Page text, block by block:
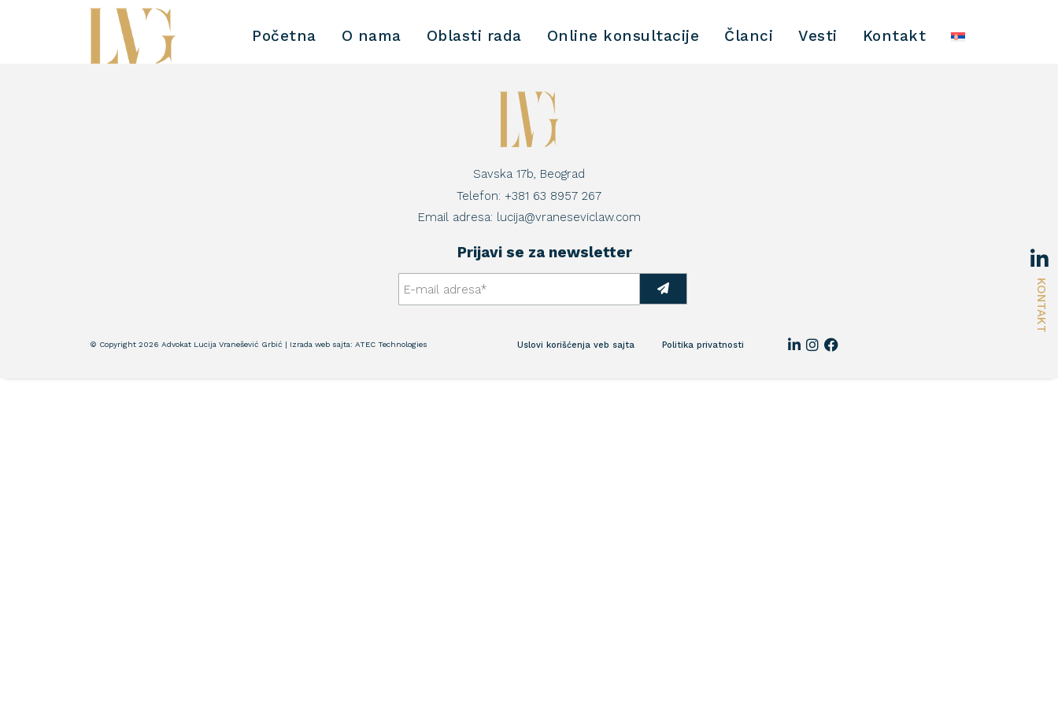
KONTAKT
Početna O nama Oblasti rada Online konsultacije Članci Vesti Kontakt
Savska 17b, Beograd
Telefon: +381 63 8957 267
Email adresa: lucija@vraneseviclaw.com
Prijavi se za newsletter
© Copyright 2026 Advokat Lucija Vranešević Grbić | Izrada web sajta: ATEC Technologies Politika privatnosti
Uslovi korišćenja veb sajta